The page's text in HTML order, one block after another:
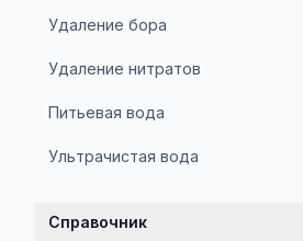
Удаление бора
Удаление нитратов
Питьевая вода
Ультрачистая вода
Справочник